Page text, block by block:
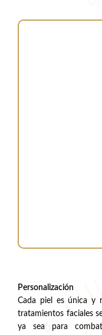
Personalización
Cada piel es única y
tratamientos faciales
ya sea para